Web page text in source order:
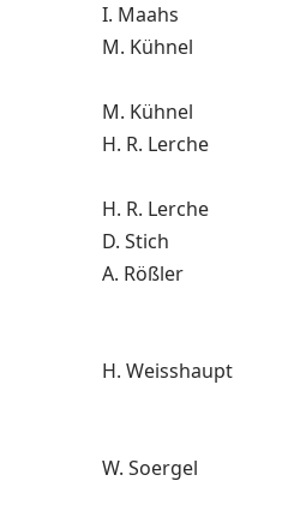
I. Maahs
M. Kühnel
M. Kühnel
H. R. Lerche
H. R. Lerche
D. Stich
A. Rößler
H. Weisshaupt
W. Soergel